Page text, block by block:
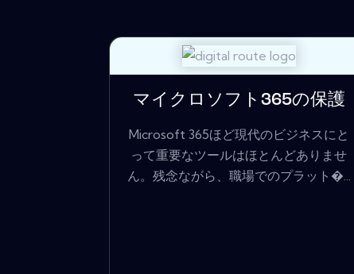
マイクロソフト365の保護
Microsoft 365ほど現代のビジネスにと
って重要なツールはほとんどありませ
ん。残念ながら、職場でのプラット�...